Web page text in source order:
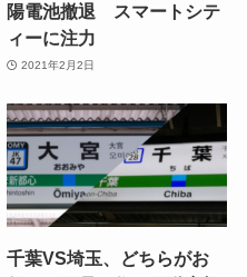
陽電池撤退 スマートシテ
ィーに注力
2021年2月2日
千葉VS埼玉、どちらがお